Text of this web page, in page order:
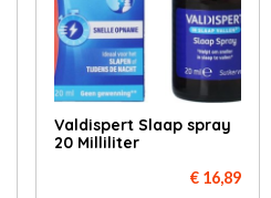
Valdispert Slaap spray
20 Milliliter
€ 16,89